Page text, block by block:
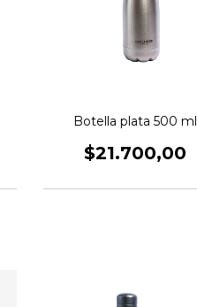
Botella plata 500 ml
$21.700,00